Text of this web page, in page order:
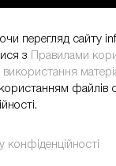
стартував
перегляд сайту
з
Правилами
файлів